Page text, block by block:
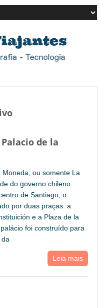
de la
Moneda, ou somente La
do governo chileno.
de Santiago, o
por duas praças: a
e a Plaza de la
foi construído para
da
Leia mais